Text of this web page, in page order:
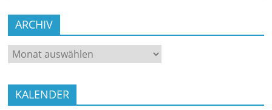
ARCHIV
ARCHIV
KALENDER